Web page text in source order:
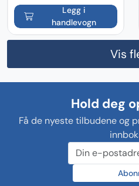
Legg i
handlevogn
Vis
Hold deg
Få de nyeste tilbudene og